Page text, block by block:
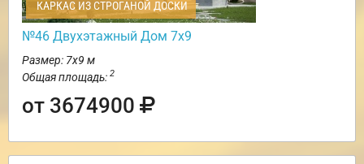
КАРКАС ИЗ СТРОГАНОЙ ДОСКИ
№46 Двухэтажный Дом 7х9
Размер: 7х9 м
Общая площадь: 2
от 3674900